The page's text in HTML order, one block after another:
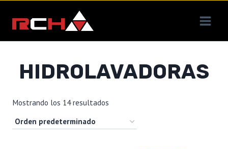
contenido
HIDROLAVADORAS
Mostrando los 14 resultados